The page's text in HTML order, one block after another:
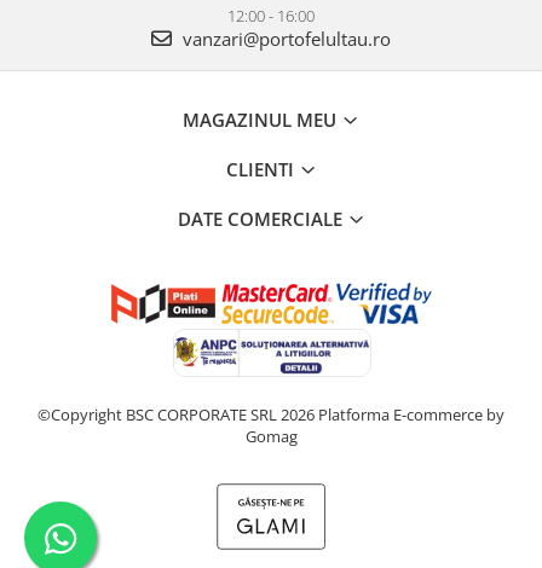
12:00 - 16:00
vanzari@portofelultau.ro
MAGAZINUL MEU
CLIENTI
DATE COMERCIALE
©Copyright BSC CORPORATE SRL 2026 Platforma E-commerce by
Gomag